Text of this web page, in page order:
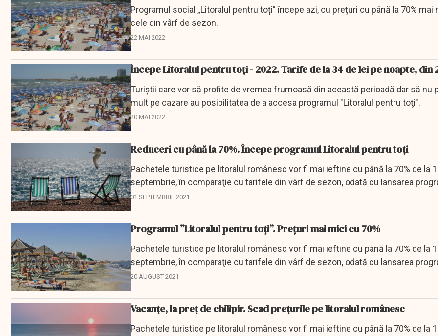
Programul social „Litoralul pentru toți” începe azi, cu prețuri cu până la 70% mai
cele din vârf de sezon.
22 MAI 2022
Începe Litoralul pentru toţi - 2022. Tarife de la 34 de lei pe noapte, din
Turiştii care vor să profite de vremea frumoasă din această perioadă dar să nu
mult pe cazare au posibilitatea de a accesa programul "Litoralul pentru toţi".
20 MAI 2022
Reduceri cu până la 70%. Începe programul Litoralul pentru toți
Pachetele turistice pe litoralul românesc vor fi mai ieftine cu până la 70% de la 1
septembrie, în comparaţie cu tarifele din vârf de sezon, odată cu lansarea
''Litoralul pentru...
01 SEPTEMBRIE 2021
Programul ”Litoralul pentru toți”. Prețuri mai mici cu 70%
Pachetele turistice pe litoralul românesc vor fi mai ieftine cu până la 70% de la 1
septembrie, în comparaţie cu tarifele din vârf de sezon, odată cu lansarea
"Litoralul pentru...
20 AUGUST 2021
Vacanțe, la preț de chilipir. Scad prețurile pe litoralul românesc
Pachetele turistice pe litoralul românesc vor fi mai ieftine cu până la 70% de la 1